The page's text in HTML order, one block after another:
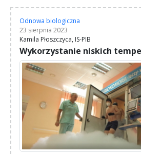
Odnowa biologiczna
23 sierpnia 2023
Kamila Płoszczyca, IS-PIB
Wykorzystanie niskich